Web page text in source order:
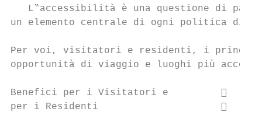
L‟accessibilità è una questione di
un elemento centrale di ogni politica di
Per voi, visitatori e residenti, i
opportunità di viaggio e luoghi più
Benefici per i Visitatori e         
per i Residenti                     